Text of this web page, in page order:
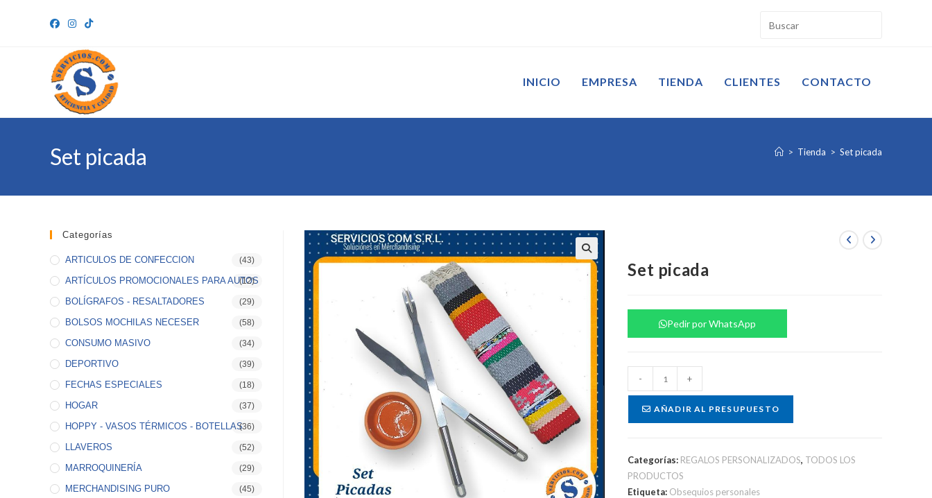
INICIO EMPRESA TIENDA CLIENTES CONTACTO
Set picada > Tienda > Set picada
Set picada
Pedir por WhatsApp
picada
cantidad
- +
AÑADIR AL PRESUPUESTO
Categorías: REGALOS PERSONALIZADOS, TODOS LOS
PRODUCTOS
Etiqueta: Obsequios personales
Categorías
ARTICULOS DE CONFECCION (43)
ARTÍCULOS PROMOCIONALES PARA AUTOS
(12)
BOLÍGRAFOS - RESALTADORES (29)
BOLSOS MOCHILAS NECESER (58)
CONSUMO MASIVO (34)
DEPORTIVO (39)
FECHAS ESPECIALES (18)
HOGAR (37)
HOPPY - VASOS TÉRMICOS - BOTELLAS(36)
LLAVEROS (52)
MARROQUINERÍA (29)
MERCHANDISING PURO (45)